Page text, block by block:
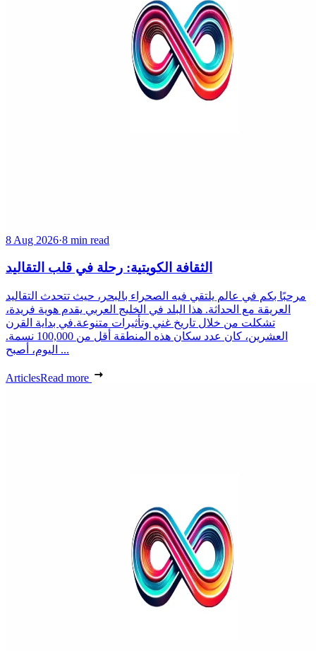
8 Aug 2026·8 min read
الثقافة الكويتية: رحلة في قلب التقاليد
مرحبًا بكم في عالم يلتقي فيه الصحراء بالبحر، حيث تتحدث التقاليد
العريقة مع الحداثة. هذا البلد في الخليج العربي يقدم هوية فريدة،
تشكلت من خلال تاريخ غني وتأثيرات متنوعة.في بداية القرن
العشرين، كان عدد سكان هذه المنطقة أقل من 100,000 نسمة.
اليوم، أصبح ...
ArticlesRead more